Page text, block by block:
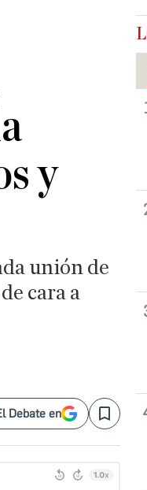
y
unión de
cara a
Debate en Save